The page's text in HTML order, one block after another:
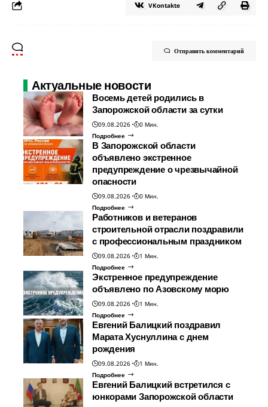
VKontakte
Отправить комментарий
Актуальные новости
Восемь детей родились в
Запорожской области за сутки
09.08.2026
0 Мин.
Подробнее
В Запорожской области
объявлено экстренное
предупреждение о чрезвычайной
опасности
09.08.2026
0 Мин.
Подробнее
Работников и ветеранов
строительной отрасли поздравили
с профессиональным праздником
09.08.2026
1 Мин.
Подробнее
Экстренное предупреждение
объявлено по Азовскому морю
09.08.2026
1 Мин.
Подробнее
Евгений Балицкий поздравил
Марата Хуснуллина с днем
рождения
09.08.2026
1 Мин.
Подробнее
Евгений Балицкий встретился с
юнкорами Запорожской области